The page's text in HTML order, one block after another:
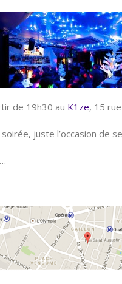
de 19h30 au K1ze, 15
juste l’occasion de